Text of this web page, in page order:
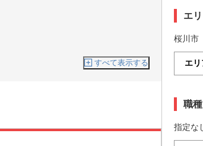
すべて表示する
エ
桜川市
エ
職種
指定な